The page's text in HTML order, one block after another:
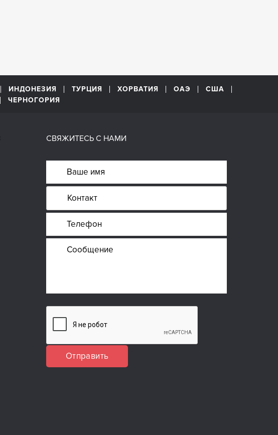
ИНДОНЕЗИЯ ТУРЦИЯ ХОРВАТИЯ ОАЭ
США
ЧЕРНОГОРИЯ
СВЯЖИТЕСЬ С НАМИ
Отправить